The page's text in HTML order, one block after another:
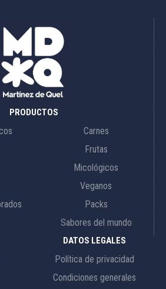
PRODUCTOS
Carnes
Frutas
Micológicos
Veganos
Packs
Sabores del mundo
DATOS LEGALES
Política de privacidad
Condiciones generales